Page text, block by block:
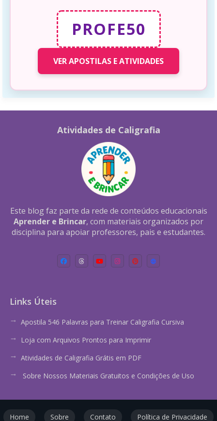
PROFE50
VER APOSTILAS E ATIVIDADES
Atividades de Caligrafia
Este blog faz parte da rede de conteúdos educacionais
Aprender e Brincar, com materiais organizados por
disciplina para apoiar professores, pais e estudantes.
Links Úteis
Apostila 546 Palavras para Treinar Caligrafia Cursiva
Loja com Arquivos Prontos para Imprimir
Atividades de Caligrafia Grátis em PDF
Sobre Nossos Materiais Gratuitos e Condições de Uso
Home Sobre Contato Política de Privacidade